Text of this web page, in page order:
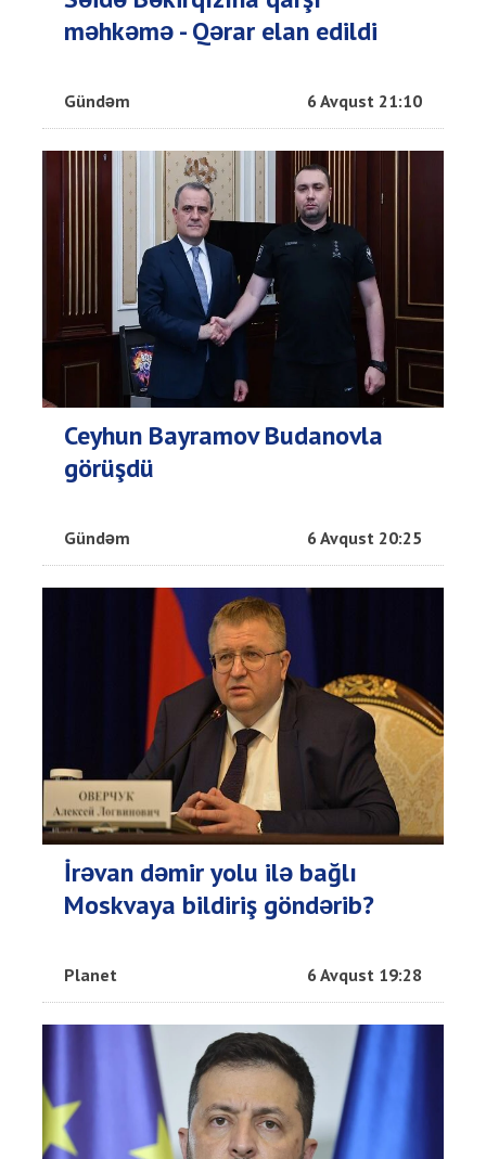
məhkəmə - Qərar elan edildi
Gündəm 6 Avqust 21:10
Ceyhun Bayramov Budanovla
görüşdü
Gündəm 6 Avqust 20:25
İrəvan dəmir yolu ilə bağlı
Moskvaya bildiriş göndərib?
Planet 6 Avqust 19:28